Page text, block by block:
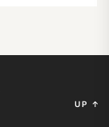
UP ↑